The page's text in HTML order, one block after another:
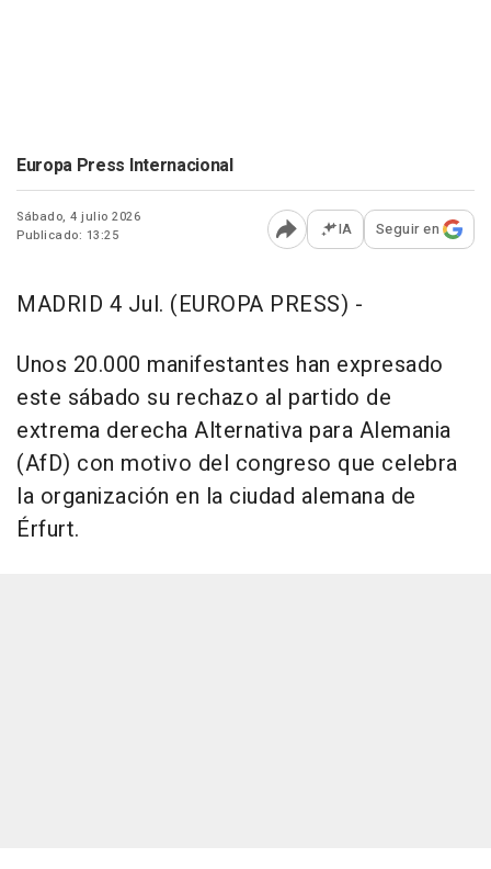
Europa Press Internacional
Sábado, 4 julio 2026
Publicado: 13:25
Abrir opciones para
IA Seguir en
MADRID 4 Jul. (EUROPA PRESS) -
Unos 20.000 manifestantes han expresado
este sábado su rechazo al partido de
extrema derecha Alternativa para Alemania
(AfD) con motivo del congreso que celebra
la organización en la ciudad alemana de
Érfurt.